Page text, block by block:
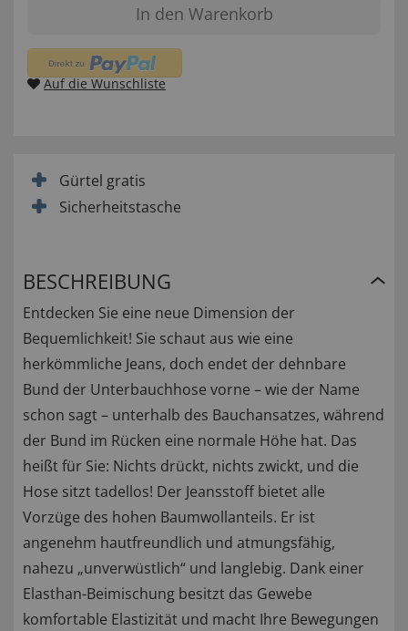
In den Warenkorb
Auf die Wunschliste
Gürtel gratis
Sicherheitstasche
BESCHREIBUNG
Entdecken Sie eine neue Dimension der
Bequemlichkeit! Sie schaut aus wie eine
herkömmliche Jeans, doch endet der dehnbare
Bund der Unterbauchhose vorne – wie der Name
schon sagt – unterhalb des Bauchansatzes, während
der Bund im Rücken eine normale Höhe hat. Das
heißt für Sie: Nichts drückt, nichts zwickt, und die
Hose sitzt tadellos! Der Jeansstoff bietet alle
Vorzüge des hohen Baumwollanteils. Er ist
angenehm hautfreundlich und atmungsfähig,
nahezu „unverwüstlich“ und langlebig. Dank einer
Elasthan-Beimischung besitzt das Gewebe
komfortable Elastizität und macht Ihre Bewegungen